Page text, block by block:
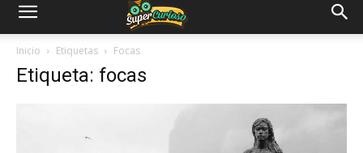
Inicio Etiquetas Focas
Etiqueta: focas